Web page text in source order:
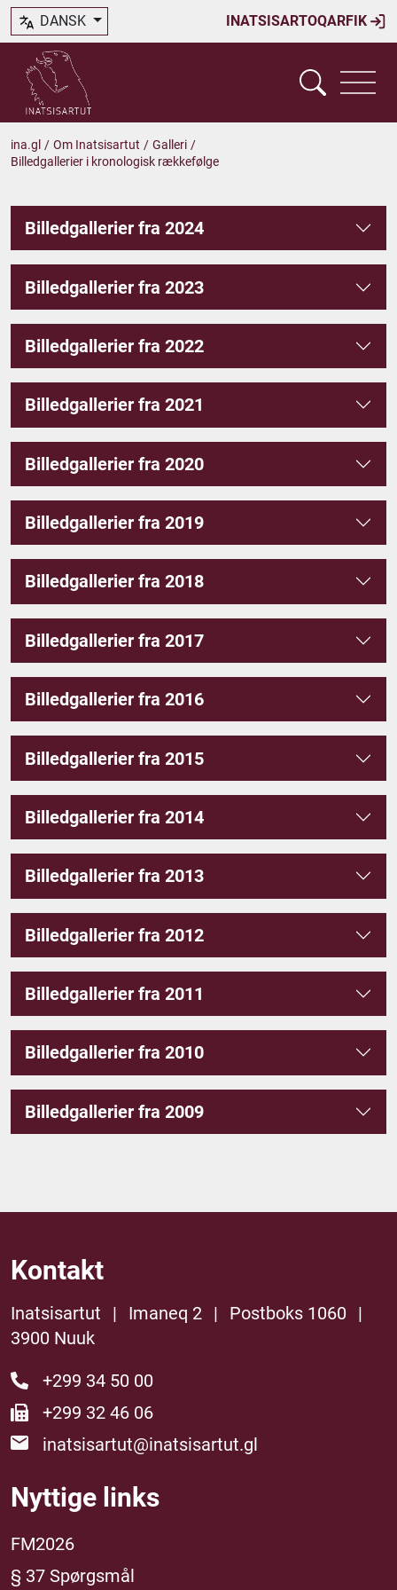
INATSISARTOQARFIK
DANSK
ina.gl / Om Inatsisartut / Galleri /
Billedgallerier i kronologisk rækkefølge
Billedgallerier fra 2024
Billedgallerier fra 2023
Billedgallerier fra 2022
Billedgallerier fra 2021
Billedgallerier fra 2020
Billedgallerier fra 2019
Billedgallerier fra 2018
Billedgallerier fra 2017
Billedgallerier fra 2016
Billedgallerier fra 2015
Billedgallerier fra 2014
Billedgallerier fra 2013
Billedgallerier fra 2012
Billedgallerier fra 2011
Billedgallerier fra 2010
Billedgallerier fra 2009
Kontakt
Inatsisartut | Imaneq 2 | Postboks 1060
|
3900 Nuuk
+299 34 50 00
+299 32 46 06
inatsisartut@inatsisartut.gl
Nyttige links
FM2026
§ 37 Spørgsmål